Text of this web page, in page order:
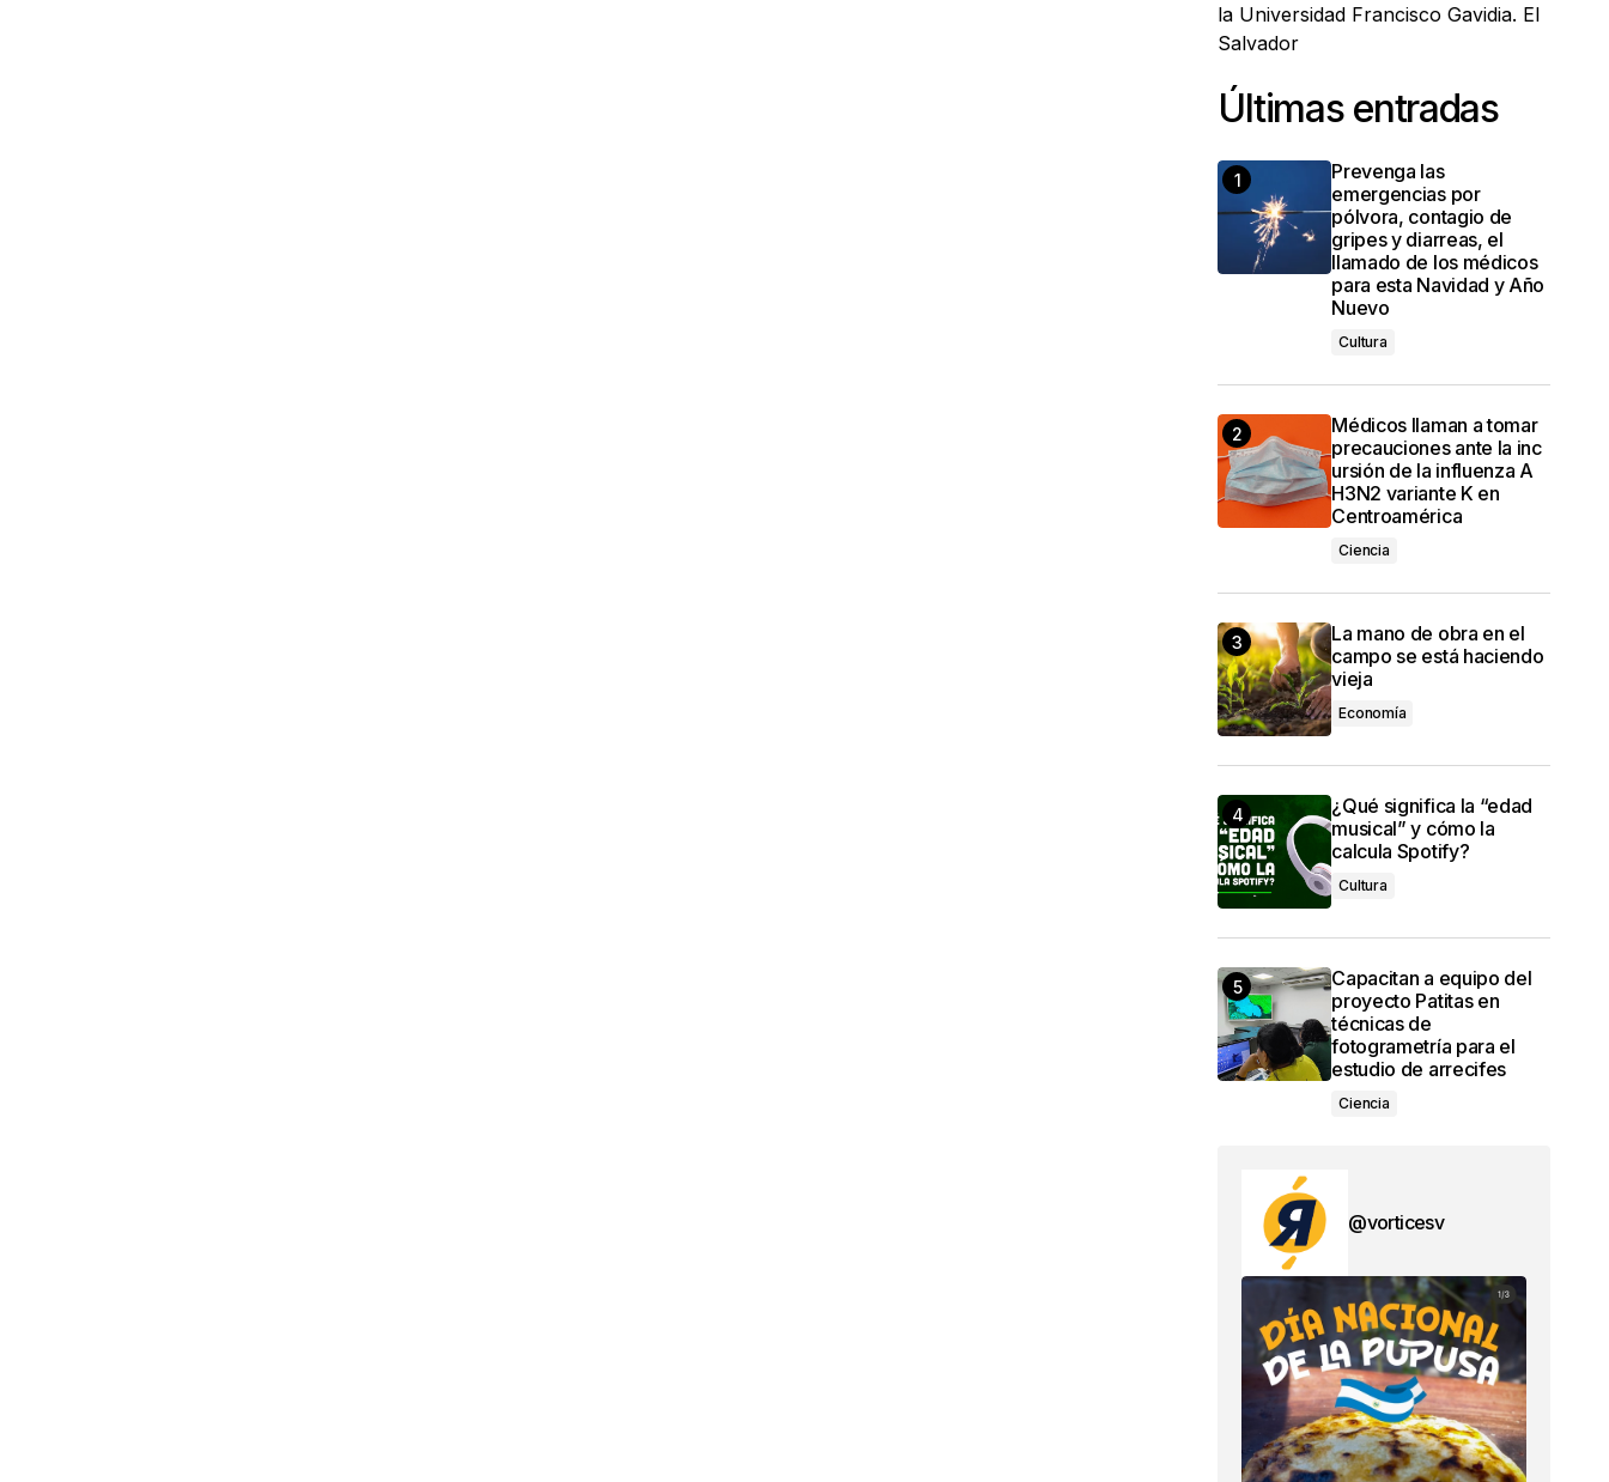
la Universidad Francisco Gavidia. El
Salvador
Últimas entradas
Prevenga las
emergencias por
pólvora, contagio de
gripes y diarreas, el
llamado de los médicos
para esta Navidad y Año
Nuevo
Cultura
Médicos llaman a tomar
precauciones ante la inc
ursión de la influenza A
H3N2 variante K en
Centroamérica
Ciencia
La mano de obra en el
campo se está haciendo
vieja
Economía
¿Qué significa la “edad
musical” y cómo la
calcula Spotify?
Cultura
Capacitan a equipo del
proyecto Patitas en
técnicas de
fotogrametría para el
estudio de arrecifes
Ciencia
@vorticesv